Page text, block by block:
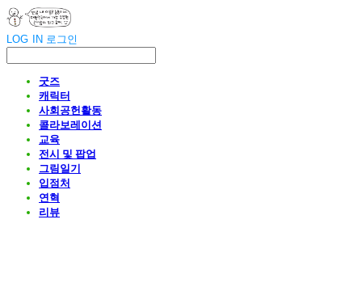
LOG IN 로그인
굿즈
캐릭터
사회공헌활동
콜라보레이션
교육
전시 및 팝업
그림일기
입점처
연혁
리뷰